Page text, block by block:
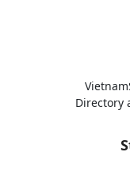
Directory